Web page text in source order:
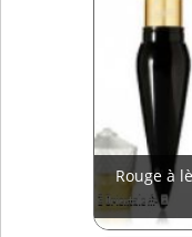
Rouge à